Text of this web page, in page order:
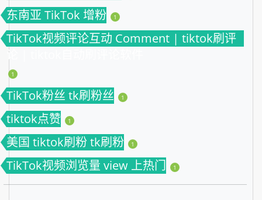
东南亚 TikTok 增粉 1
TikTok视频评论互动 Comment | tiktok刷评
论 | tiktok自动刷评论软件
1
TikTok粉丝 tk刷粉丝 1
tiktok点赞 1
美国 tiktok刷粉 tk刷粉 1
TikTok视频浏览量 view 上热门 1